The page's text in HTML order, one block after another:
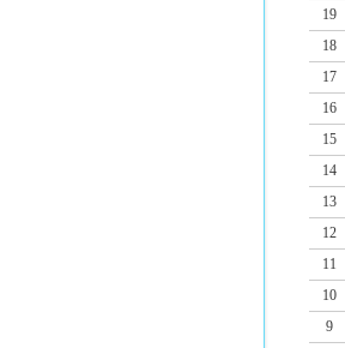
19
18
17
16
15
14
13
12
11
10
9